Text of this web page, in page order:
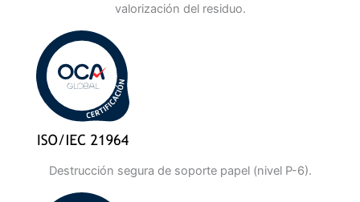
valorización del residuo.
Destrucción segura de soporte papel (nivel P-6).